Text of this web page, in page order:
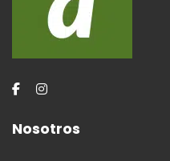
Nosotros